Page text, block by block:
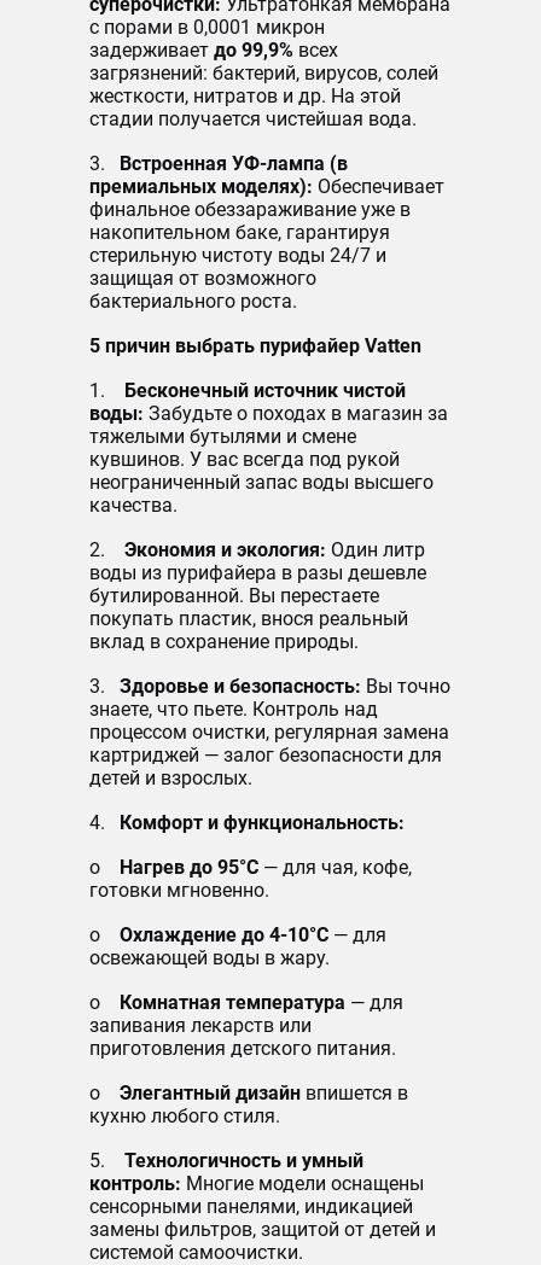
с порами в 0,0001 микрон
задерживает до 99,9% всех
загрязнений: бактерий, вирусов, солей
жесткости, нитратов и др. На этой
стадии получается чистейшая вода.
3. Встроенная УФ-лампа (в
премиальных моделях): Обеспечивает
финальное обеззараживание уже в
накопительном баке, гарантируя
стерильную чистоту воды 24/7 и
защищая от возможного
бактериального роста.
5 причин выбрать пурифайер Vatten
1. Бесконечный источник чистой
воды: Забудьте о походах в магазин за
тяжелыми бутылями и смене
кувшинов. У вас всегда под рукой
неограниченный запас воды высшего
качества.
2. Экономия и экология: Один литр
воды из пурифайера в разы дешевле
бутилированной. Вы перестаете
покупать пластик, внося реальный
вклад в сохранение природы.
3. Здоровье и безопасность: Вы точно
знаете, что пьете. Контроль над
процессом очистки, регулярная замена
картриджей — залог безопасности для
детей и взрослых.
4. Комфорт и функциональность:
o Нагрев до 95°C — для чая, кофе,
готовки мгновенно.
o Охлаждение до 4-10°C — для
освежающей воды в жару.
o Комнатная температура — для
запивания лекарств или
приготовления детского питания.
o Элегантный дизайн впишется в
кухню любого стиля.
5. Технологичность и умный
контроль: Многие модели оснащены
сенсорными панелями, индикацией
замены фильтров, защитой от детей и
системой самоочистки.